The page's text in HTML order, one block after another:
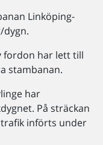
Linköping-
dygn.
fordon har lett till
stambanan.
har
På sträckan
införts under